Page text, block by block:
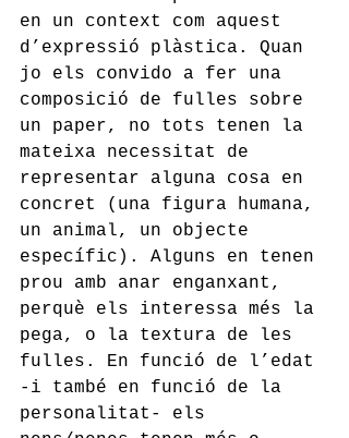
en un context com aquest
d’expressió plàstica. Quan
jo els convido a fer una
composició de fulles sobre
un paper, no tots tenen la
mateixa necessitat de
representar alguna cosa en
concret (una figura humana,
un animal, un objecte
específic). Alguns en tenen
prou amb anar enganxant,
perquè els interessa més la
pega, o la textura de les
fulles. En funció de l’edat
-i també en funció de la
personalitat- els